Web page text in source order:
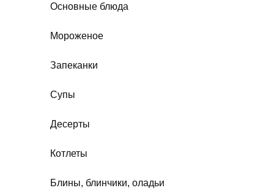
Основные блюда
Мороженое
Запеканки
Супы
Десерты
Котлеты
Блины, блинчики, оладьи